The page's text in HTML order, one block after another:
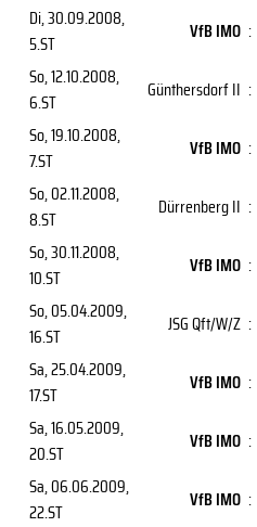
Di, 30.09.2008,
5.ST
VfB IMO :
So, 12.10.2008,
6.ST
Günthersdorf II :
So, 19.10.2008,
7.ST
VfB IMO :
So, 02.11.2008,
8.ST
Dürrenberg II :
So, 30.11.2008,
10.ST
VfB IMO :
So, 05.04.2009,
16.ST
JSG Qft/W/Z :
Sa, 25.04.2009,
17.ST
VfB IMO :
Sa, 16.05.2009,
20.ST
VfB IMO :
Sa, 06.06.2009,
22.ST
VfB IMO :